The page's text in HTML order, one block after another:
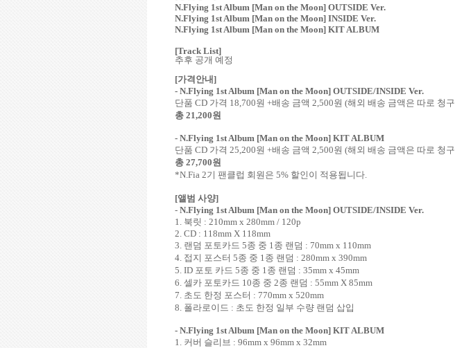
N.Flying 1st Album [Man on the Moon] OUTSIDE Ver.
N.Flying 1st Album [Man on the Moon] INSIDE Ver.
N.Flying 1st Album [Man on the Moon] KIT ALBUM
[Track List]
추후 공개 예정
[가격안내]
- N.Flying 1st Album [Man on the Moon] OUTSIDE/INSIDE Ver.
단품 CD 가격 18,700원 +배송 금액 2,500원 (해외 배송 금액은 따로 청
총 21,200원
- N.Flying 1st Album [Man on the Moon] KIT ALBUM
단품 CD 가격 25,200원 +배송 금액 2,500원 (해외 배송 금액은 따로 청
총 27,700원
*N.Fia 2기 팬클럽 회원은 5% 할인이 적용됩니다
[앨범 사양]
- N.Flying 1st Album [Man on the Moon] OUTSIDE/INSIDE Ver.
1. 북릿 : 210mm x 280mm / 120p
2. CD : 118mm X 118mm
3. 랜덤 포토카드 5종 중 1 종 랜덤 : 70mm x 110mm
4. 접지 포스터 5종 중 1 종 랜덤 : 280mm x 390mm
5. ID 포토 카드 5종 중 1 종 랜덤 : 35mm x 45mm
6. 셀카 포토카드 10종 중 2종 랜덤 : 55mm X 85mm
7. 초도 한정 포스터 : 770mm x 520mm
8. 폴라로이드 : 초도 한정 일부 수량 랜덤 삽입
- N.Flying 1st Album [Man on the Moon] KIT ALBUM
1. 커버 슬리브 : 96mm x 96mm x 32mm